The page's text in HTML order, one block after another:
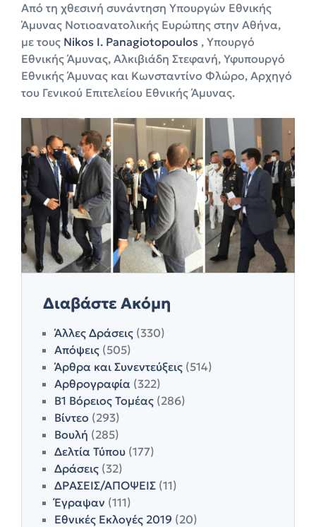
Από τη χθεσινή συνάντηση Yπουργών Εθνικής
Άμυνας Νοτιοανατολικής Ευρώπης στην Αθήνα,
με τους Nikos I. Panagiotopoulos , Υπουργό
Εθνικής Άμυνας, Αλκιβιάδη Στεφανή, Υφυπουργό
Εθνικής Άμυνας και Κωνσταντίνο Φλώρο, Αρχηγό
του Γενικού Επιτελείου Εθνικής Άμυνας.
Διαβάστε Ακόμη
Άλλες Δράσεις (330)
Απόψεις (505)
Άρθρα και Συνεντεύξεις (514)
Αρθρογραφία (322)
Β1 Βόρειος Τομέας (286)
Βίντεο (293)
Βουλή (285)
Δελτία Τύπου (177)
Δράσεις (32)
ΔΡΑΣΕΙΣ/ΑΠΟΨΕΙΣ (11)
Έγραψαν (111)
Εθνικές Εκλογές 2019 (20)